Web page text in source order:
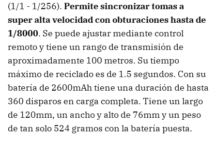
(1/1 - 1/256). Permite sincronizar tomas a
super alta velocidad con obturaciones hasta de
1/8000. Se puede ajustar mediante control
remoto y tiene un rango de transmisión de
aproximadamente 100 metros. Su tiempo
máximo de reciclado es de 1.5 segundos. Con su
batería de 2600mAh tiene una duración de hasta
360 disparos en carga completa. Tiene un largo
de 120mm, un ancho y alto de 76mm y un peso
de tan solo 524 gramos con la batería puesta.